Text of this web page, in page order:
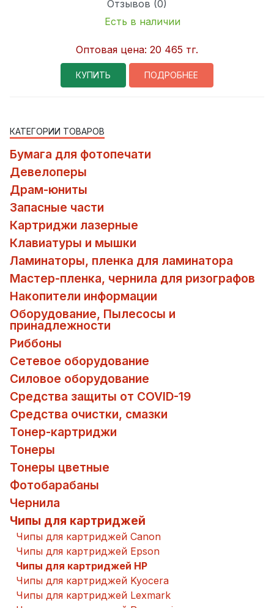
Отзывов (0)
Есть в наличии
Оптовая цена: 20 465 тг.
КУПИТЬ ПОДРОБНЕЕ
КАТЕГОРИИ ТОВАРОВ
Бумага для фотопечати
Девелоперы
Драм-юниты
Запасные части
Картриджи лазерные
Клавиатуры и мышки
Ламинаторы, пленка для ламинатора
Мастер-пленка, чернила для ризографов
Накопители информации
Оборудование, Пылесосы и
принадлежности
Риббоны
Сетевое оборудование
Силовое оборудование
Средства защиты от COVID-19
Средства очистки, смазки
Тонер-картриджи
Тонеры
Тонеры цветные
Фотобарабаны
Чернила
Чипы для картриджей
Чипы для картриджей Canon
Чипы для картриджей Epson
Чипы для картриджей HP
Чипы для картриджей Kyocera
Чипы для картриджей Lexmark